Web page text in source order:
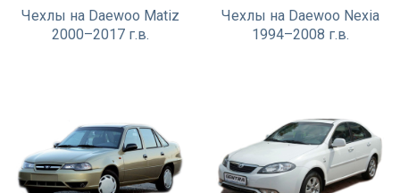
Чехлы на Daewoo Matiz
2000–2017 г.в.
Чехлы на Daewoo Nexia
1994–2008 г.в.